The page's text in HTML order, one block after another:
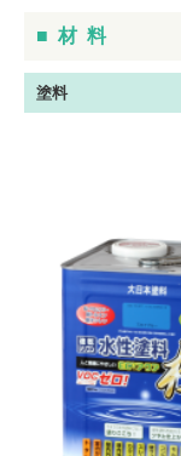
■材料
塗料